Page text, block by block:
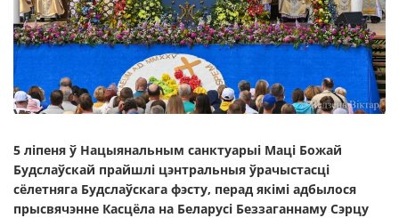
5 ліпеня ў Нацыянальным санктуарыі Маці Божай
Будслаўскай прайшлі цэнтральныя ўрачыстасці
сёлетняга Будслаўскага фэсту, перад якімі адбылося
прысвячэнне Касцёла на Беларусі Беззаганнаму Сэрцу